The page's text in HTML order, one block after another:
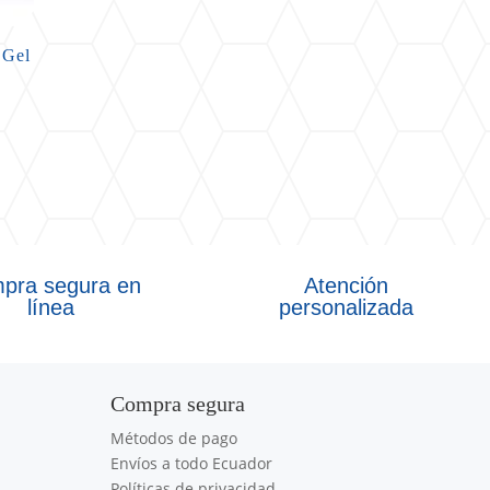
segura en
línea
Atención
personalizada
Compra segura
Métodos de pago
Envíos a todo Ecuador